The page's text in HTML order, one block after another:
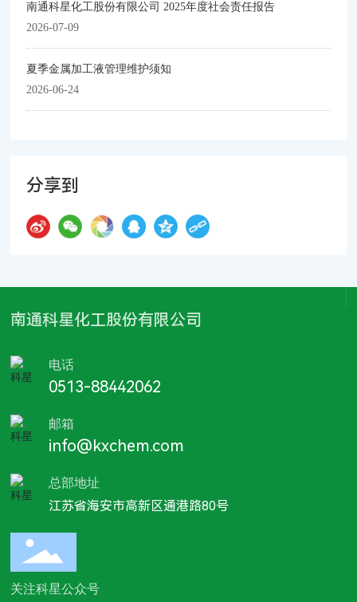
南通科星化工股份有限公司 2025年度社会责任报告
2026-07-09
夏季金属加工液管理维护须知
2026-06-24
分享到
南通科星化工股份有限公司
电话
0513-88442062
邮箱
info@kxchem.com
总部地址
江苏省海安市高新区通港路80号
关注科星公众号